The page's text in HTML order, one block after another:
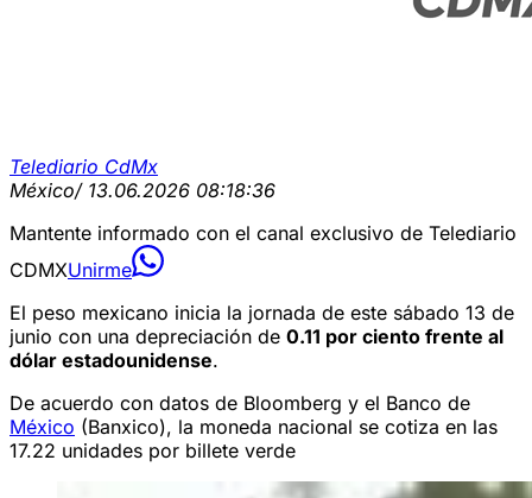
Telediario CdMx
México/ 13.06.2026 08:18:36
Mantente informado con el canal exclusivo de Telediario
CDMXUnirme
El peso mexicano inicia la jornada de este sábado 13 de
junio con una depreciación de 0.11 por ciento frente al
dólar estadounidense.
De acuerdo con datos de Bloomberg y el Banco de
México (Banxico), la moneda nacional se cotiza en las
17.22 unidades por billete verde